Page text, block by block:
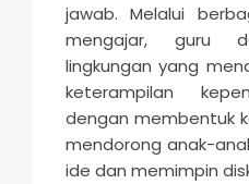
jawab. Melalui
mengajar, guru
lingkungan yang
keterampilan
dengan membentuk
mendorong anak-
ide dan memimpin